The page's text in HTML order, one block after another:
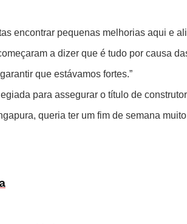
encontrar pequenas melhorias aqui e
a dizer que é tudo por causa
que estávamos fortes.”
para assegurar o título de
queria ter um fim de semana